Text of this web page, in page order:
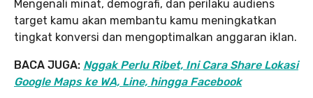
Mengenali minat, demografi, dan perilaku audiens
target kamu akan membantu kamu meningkatkan
tingkat konversi dan mengoptimalkan anggaran iklan.
BACA JUGA: Nggak Perlu Ribet, Ini Cara Share Lokasi
Google Maps ke WA, Line, hingga Facebook